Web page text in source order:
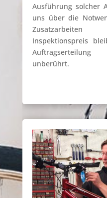
Ausführung solcher
uns über die
Inspektionspreis
unberührt.